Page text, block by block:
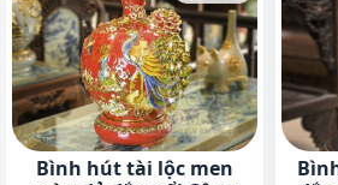
Bình hút tài lộc men